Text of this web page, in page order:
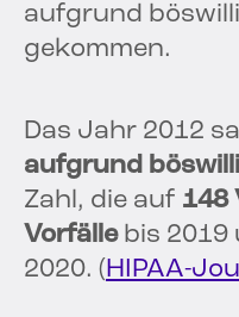
aufgrund
gekommen.
Das Jahr 2012
aufgrund
Zahl, die auf 148
Vorfällebis 2019
2020. (HIPAA-